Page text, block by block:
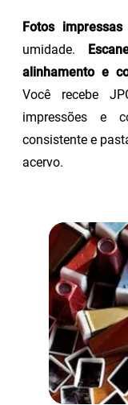
Fotos impressas
umidade.
alinhamento e
Você recebe
impressões e
consistente e
acervo.